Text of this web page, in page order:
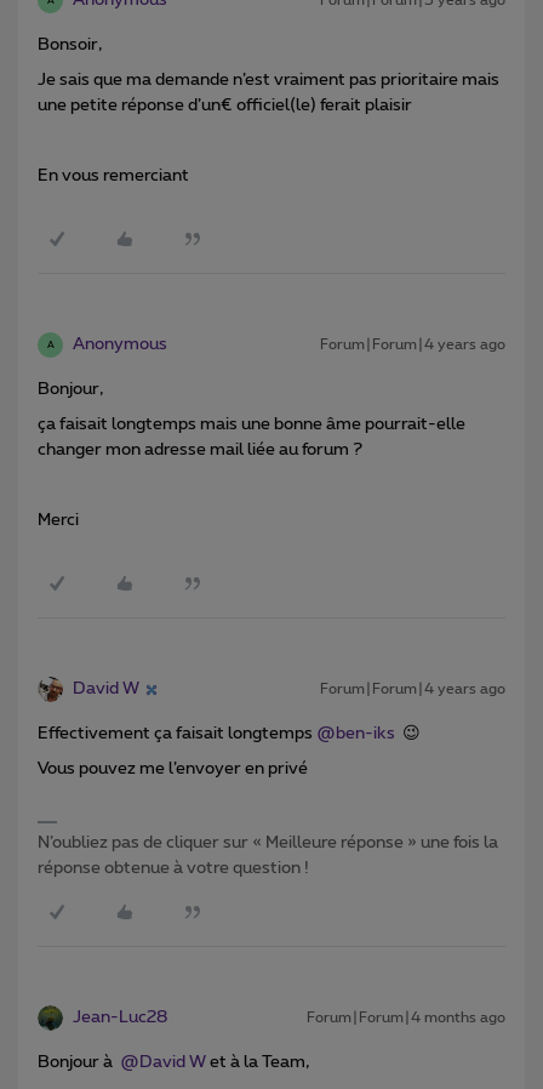
Bonsoir,
Je sais que ma demande n’est vraiment pas prioritaire mais
une petite réponse d’un€ officiel(le) ferait plaisir
En vous remerciant
A Anonymous Forum|Forum|4 years ago
Bonjour,
ça faisait longtemps mais une bonne âme pourrait-elle
changer mon adresse mail liée au forum ?
Merci
David W Forum|Forum|4 years ago
Effectivement ça faisait longtemps @ben-iks 😉
Vous pouvez me l’envoyer en privé
N’oubliez pas de cliquer sur « Meilleure réponse » une fois la
réponse obtenue à votre question !
Jean-Luc28 Forum|Forum|4 months ago
Bonjour à ​ @David W et à la Team,